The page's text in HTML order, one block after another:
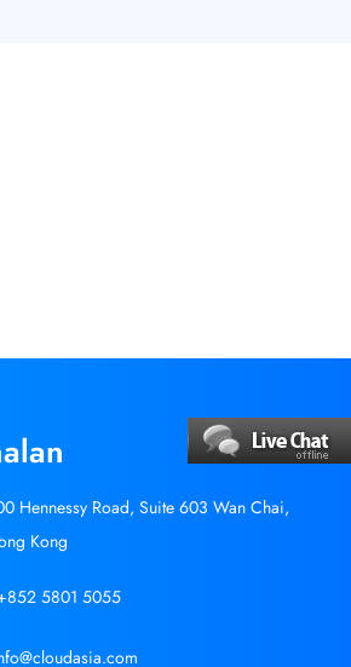
Hennessy Road, Suite 603 Wan Chai,
Kong
5801 5055